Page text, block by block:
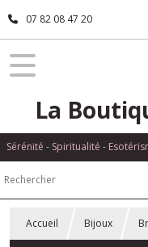
07 82 08 47 20
La
Sérénité - Spiritualité -
Accueil Bijoux